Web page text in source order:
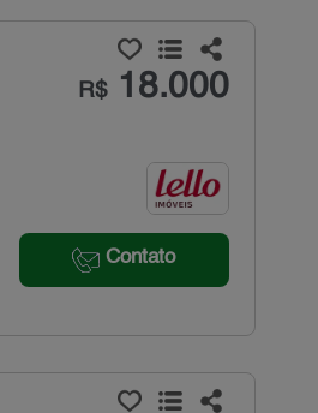
R$18.000
Contato